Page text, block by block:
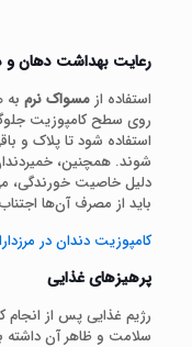
رعایت بهداشت دهان و
استفاده از مسواک نرمبه
روی سطح کامپوزیت
استفاده شود تا پلاک و
شوند. همچنین،
دلیل خاصیت خورندگی،
باید از مصرف آن‌ها
کامپوزیت دندان در
پرهیزهای غذایی
رژیم غذایی پس از انجام
سلامت و ظاهر آن داشته